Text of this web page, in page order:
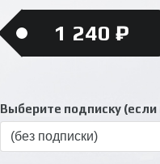
1 240 ₽
Выберите подписку (если